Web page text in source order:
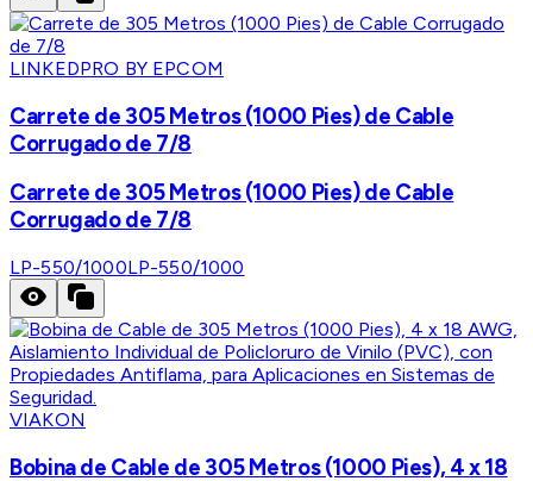
LINKEDPRO BY EPCOM
Carrete de 305 Metros (1000 Pies) de Cable
Corrugado de 7/8
Carrete de 305 Metros (1000 Pies) de Cable
Corrugado de 7/8
LP-550/1000LP-550/1000
VIAKON
Bobina de Cable de 305 Metros (1000 Pies), 4 x 18